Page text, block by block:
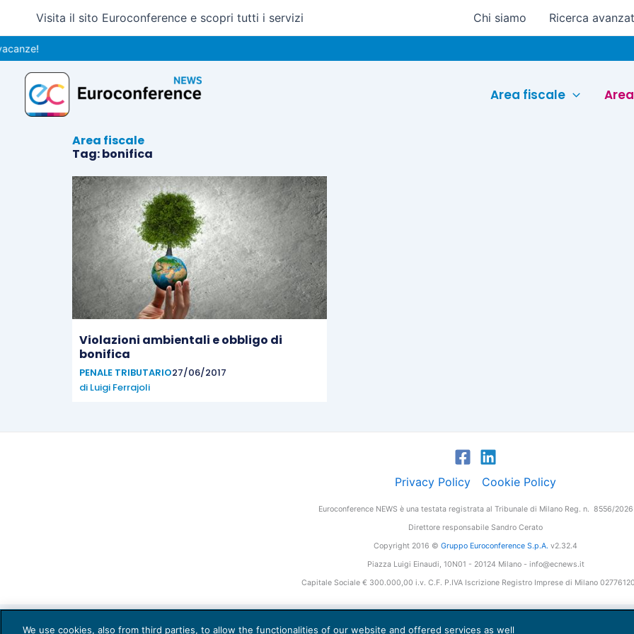
contenuto
Visita il sito Euroconference e scopri tutti i servizi Chi siamo Ricerca
Area fiscale
Area fiscale
Tag: bonifica
Violazioni ambientali e obbligo di
bonifica
PENALE TRIBUTARIO27/06/2017
di Luigi Ferrajoli
Privacy Policy Cookie Policy
Euroconference NEWS è una testata registrata al Tribunale di Milano Reg. n. 8556/2026
Direttore responsabile Sandro Cerato
Copyright 2016 © Gruppo Euroconference S.p.A. v2.32.4
Piazza Luigi Einaudi, 10N01 - 20124 Milano - info@ecnews.it
Capitale Sociale € 300.000,00 i.v. C.F. P.IVA Iscrizione Registro Imprese di Milano
We use cookies, also from third parties, to allow the functionalities of our website and offered services as well